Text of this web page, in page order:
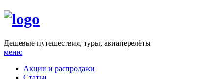
Дешевые путешествия, туры, авиаперелёты
меню
Акции и распродажи
Статьи